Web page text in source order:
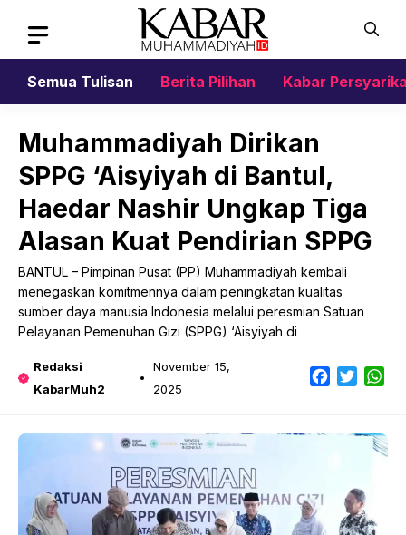
content
Semua Tulisan
Berita Pilihan Kabar
Muhammadiyah Dirikan
SPPG ‘Aisyiyah di Bantul,
Haedar Nashir Ungkap Tiga
Alasan Kuat Pendirian SPPG
BANTUL – Pimpinan Pusat (PP) Muhammadiyah kembali
menegaskan komitmennya dalam peningkatan kualitas
sumber daya manusia Indonesia melalui peresmian Satuan
Pelayanan Pemenuhan Gizi (SPPG) ‘Aisyiyah di
Redaksi
KabarMuh2
November 15,
2025
Facebook
Twitter